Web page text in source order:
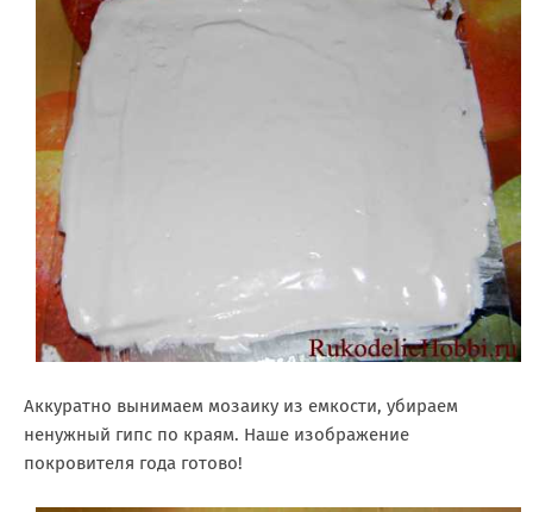
Аккуратно вынимаем мозаику из емкости, убираем
ненужный гипс по краям. Наше изображение
покровителя года готово!